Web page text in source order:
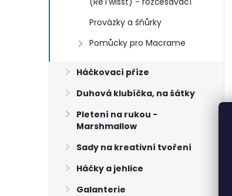
Provázky a šňůrky
Pomůcky pro Macrame
Háčkovací příze
Duhová klubíčka, na šátky
Pletení na rukou -
Marshmallow
Sady na kreativní tvoření
Háčky a jehlice
Galanterie